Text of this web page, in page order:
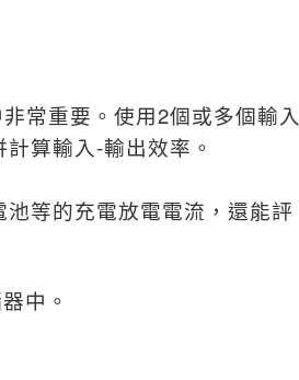
常重要。 使用2個或多個輸入
算輸入-輸出效率。
等的充電放電電流，還能評
中。